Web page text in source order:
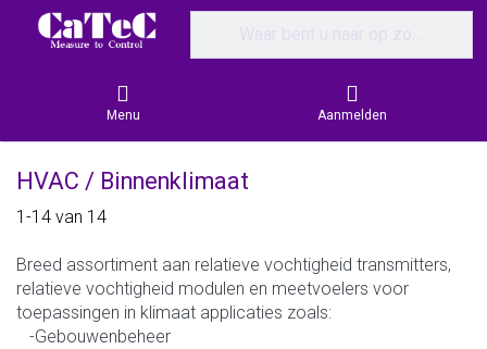
Menu Aanmelden
HVAC / Binnenklimaat
Search results:
1-14 van 14
Breed assortiment aan relatieve vochtigheid transmitters,
relatieve vochtigheid modulen en meetvoelers voor
toepassingen in klimaat applicaties zoals:
-Gebouwenbeheer